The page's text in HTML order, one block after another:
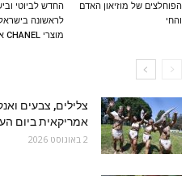
הפוחלצים של מוזיאון האדם
והחי
החדש לביוטי
לראשונה
מוצרי CHANEL אונליין
צלילים, צבעים
אמריקאית ביום
2 באוגוסט 2026